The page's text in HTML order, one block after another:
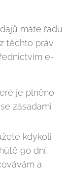
máte řadu
těchto práv
e-
je plněno
zásadami
kdykoli
90 dní,
a